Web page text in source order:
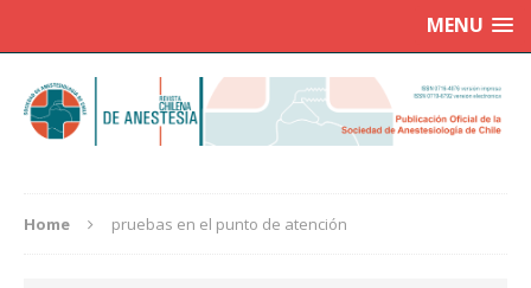
MENU
Home pruebas en el punto de atención